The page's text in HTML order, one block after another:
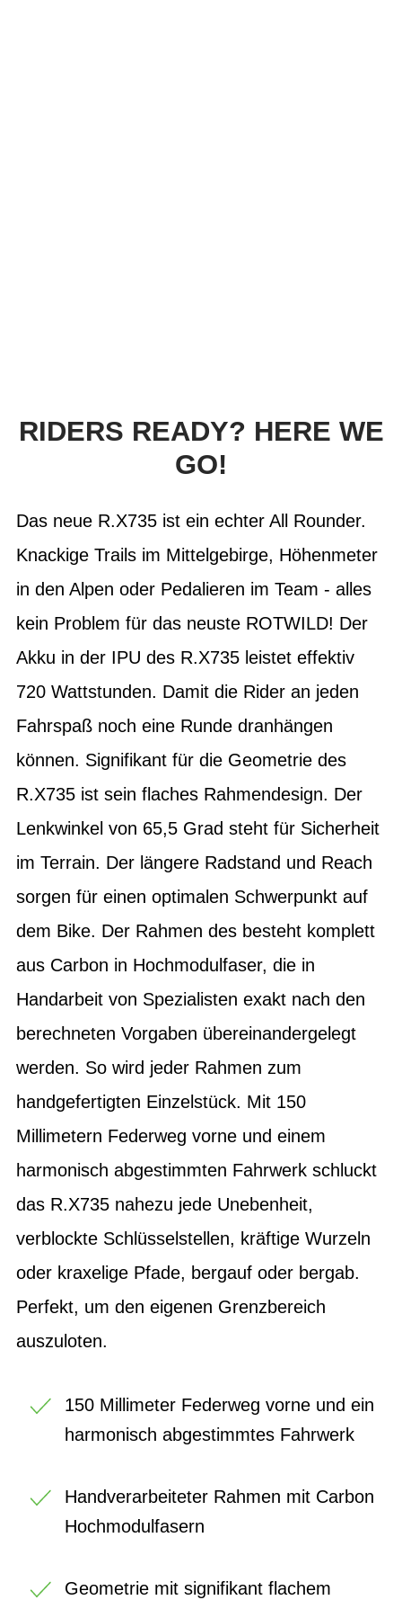
RIDERS READY? HERE WE
GO!
Das neue R.X735 ist ein echter All Rounder.
Knackige Trails im Mittelgebirge, Höhenmeter
in den Alpen oder Pedalieren im Team - alles
kein Problem für das neuste ROTWILD! Der
Akku in der IPU des R.X735 leistet effektiv
720 Wattstunden. Damit die Rider an jeden
Fahrspaß noch eine Runde dranhängen
können. Signifikant für die Geometrie des
R.X735 ist sein flaches Rahmendesign. Der
Lenkwinkel von 65,5 Grad steht für Sicherheit
im Terrain. Der längere Radstand und Reach
sorgen für einen optimalen Schwerpunkt auf
dem Bike. Der Rahmen des besteht komplett
aus Carbon in Hochmodulfaser, die in
Handarbeit von Spezialisten exakt nach den
berechneten Vorgaben übereinandergelegt
werden. So wird jeder Rahmen zum
handgefertigten Einzelstück. Mit 150
Millimetern Federweg vorne und einem
harmonisch abgestimmten Fahrwerk schluckt
das R.X735 nahezu jede Unebenheit,
verblockte Schlüsselstellen, kräftige Wurzeln
oder kraxelige Pfade, bergauf oder bergab.
Perfekt, um den eigenen Grenzbereich
auszuloten.
150 Millimeter Federweg vorne und ein
harmonisch abgestimmtes Fahrwerk
Handverarbeiteter Rahmen mit Carbon
Hochmodulfasern
Geometrie mit signifikant flachem